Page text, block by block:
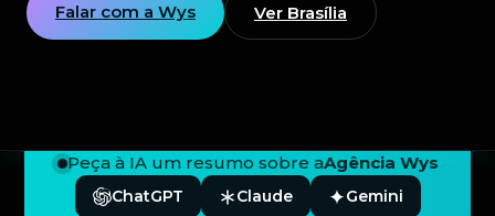
Falar com a Wys Ver Brasília
Peça à IA um resumo sobre aAgência Wys
ChatGPT Claude Gemini